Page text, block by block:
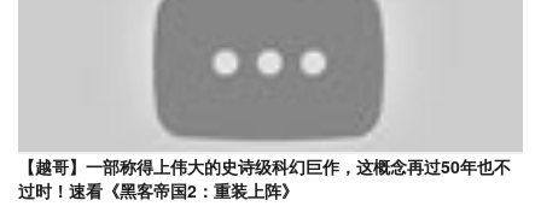
【越哥】一部称得上伟大的史诗级科幻巨作，这概念再过50年也不
过时！速看《黑客帝国2：重装上阵》